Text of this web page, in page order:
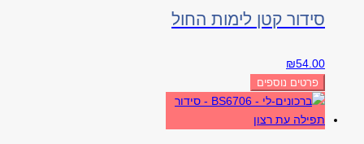
סידור קטן לימות החול
₪54.00
פרטים נוספים